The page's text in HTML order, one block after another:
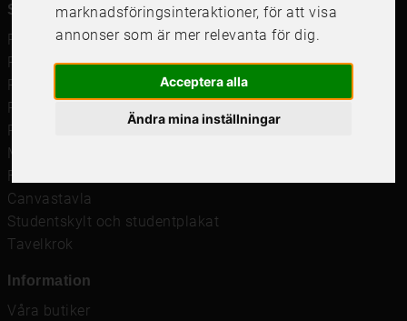
marknadsföringsinteraktioner,för att visa
annonser som är mer relevanta för dig.
Acceptera alla
Ändra mina inställningar
Snabblänkar
Ramar
Ramar till Samsung The Frame
Ramverkstad & inramning
Passepartout
Posters
Måttbeställd passepartout
Framkalla bilder
Canvastavla
Studentskylt och studentplakat
Tavelkrok
Information
Våra butiker